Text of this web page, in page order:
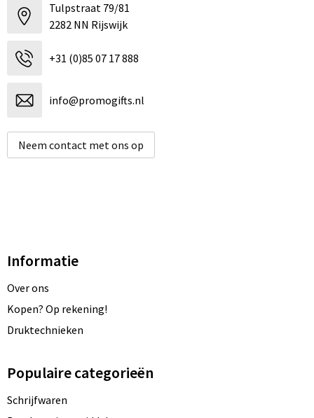
Tulpstraat 79/81
2282 NN Rijswijk
+31 (0)85 07 17 888
info@promogifts.nl
Neem contact met ons op
Informatie
Over ons
Kopen? Op rekening!
Druktechnieken
Populaire categorieën
Schrijfwaren